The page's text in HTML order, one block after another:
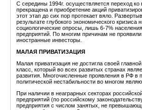
С середины 1994г. осуществляется переход ко
прекращена и приобретение акций
этот этап до сих пор протекает вяло.
результате глубокого экономического
социологические опросы, лишь 6-7%
предприятий. По многим причинам не
иностранные инвесторы.
МАЛАЯ ПРИВАТИЗАЦИЯ
Малая приватизация не достигла своей
класс, который во всех развитых странах
развития. Многочисленные проявления в РФ
политической нестабильности во многом
При наличии в неаграрных секторах
предприятий (по российскому
предприятия с числом занятых, не